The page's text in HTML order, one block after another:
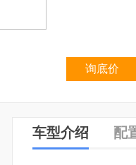
询底价
车型介绍 配